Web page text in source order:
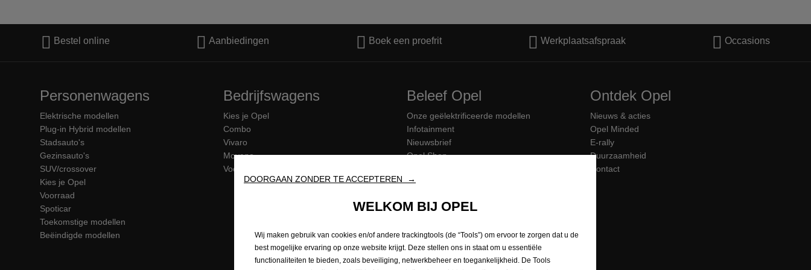
Bestel online Aanbiedingen Boek een proefrit Werkplaatsafspraak Occasions
Personenwagens
Elektrische modellen
Plug-in Hybrid modellen
Stadsauto's
Gezinsauto's
SUV/crossover
Kies je Opel
Voorraad
Spoticar
Toekomstige modellen
Beëindigde modellen
Bedrijfswagens
Kies je Opel
Combo
Vivaro
Movano
Voorraad
Beleef Opel
Onze geëlektrificeerde modellen
Infotainment
Nieuwsbrief
Opel Shop
Opel connect
Ontdek Opel
Nieuws & acties
Opel Minded
E-rally
Duurzaamheid
Contact
DOORGAAN ZONDER TE ACCEPTEREN →
WELKOM BIJ OPEL
Wij maken gebruik van cookies en/of andere trackingtools (de “Tools”) om ervoor te zorgen dat u de
best mogelijke ervaring op onze website krijgt. Deze stellen ons in staat om u essentiële
functionaliteiten te bieden, zoals beveiliging, netwerkbeheer en toegankelijkheid. De Tools